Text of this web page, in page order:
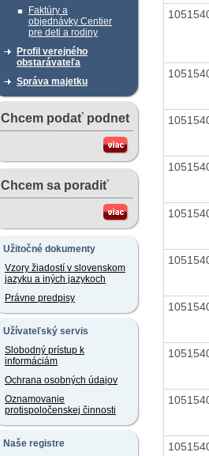
Faktúry a
objednávky Centier
pre deti a rodiny
Profil verejného
obstarávateľa
Správa majetku
Chcem podať podnet
Chcem sa poradiť
Užitočné dokumenty
Vzory žiadostí v slovenskom
jazyku a iných jazykoch
Právne predpisy
Užívateľský servis
Slobodný prístup k
informáciám
Ochrana osobných údajov
Oznamovanie
protispoločenskej činnosti
Naše registre